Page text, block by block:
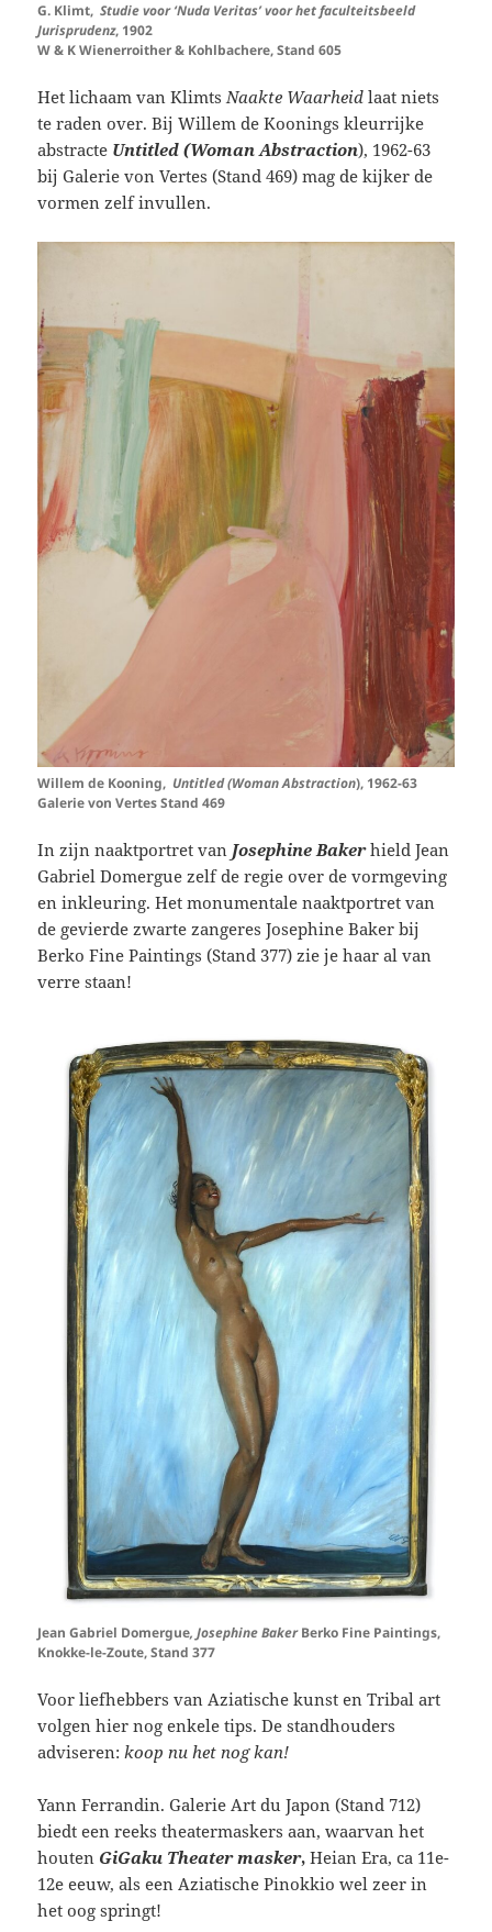
G. Klimt,Studie voor ‘Nuda Veritas’ voor het faculteitsbeeld
Jurisprudenz, 1902
W & K Wienerroither & Kohlbachere, Stand 605
Het lichaam van KlimtsNaakte Waarheid laat niets
te raden over. Bij Willem de Koonings kleurrijke
abstracte Untitled (Woman Abstraction), 1962-63
bij Galerie von Vertes (Stand 469) mag de kijker de
vormen zelf invullen.
Willem de Kooning, Untitled (Woman Abstraction), 1962-63
Galerie von Vertes Stand 469
In zijn naaktportret van Josephine Bakerhield Jean
Gabriel Domergue zelf de regie over de vormgeving
en inkleuring. Het monumentale naaktportret van
de gevierde zwarte zangeres Josephine Baker bij
Berko Fine Paintings (Stand 377) zie je haar al van
verre staan!
Jean Gabriel Domergue, Josephine BakerBerko Fine Paintings,
Knokke-le-Zoute, Stand 377
Voor liefhebbers van Aziatische kunst en Tribal art
volgen hier nog enkele tips. De standhouders
adviseren: koop nu het nog kan!
Yann Ferrandin. Galerie Art du Japon (Stand 712)
biedt een reeks theatermaskers aan, waarvan het
houten GiGaku Theater masker,Heian Era, ca 11e-
12e eeuw, als een Aziatische Pinokkio wel zeer in
het oog springt!